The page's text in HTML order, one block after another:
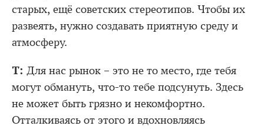
старых, ещё советских стереотипов. Чтобы их
развеять, нужно создавать приятную среду и
атмосферу.
Т: Для нас рынок – это не то место, где тебя
могут обмануть, что-то тебе подсунуть. Здесь
не может быть грязно и некомфортно.
Отталкиваясь от этого и вдохновляясь